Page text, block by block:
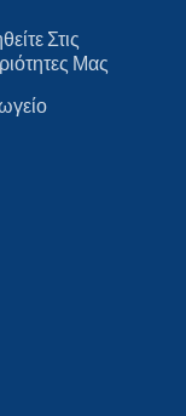
Στις
Μας